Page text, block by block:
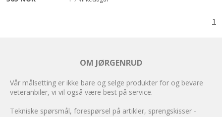
1
OM JØRGENRUD
Vår målsetting er ikke bare og selge produkter for og bevare
veteranbiler, vi vil også være best på service.
Tekniske spørsmål, forespørsel på artikler, sprengskisser -